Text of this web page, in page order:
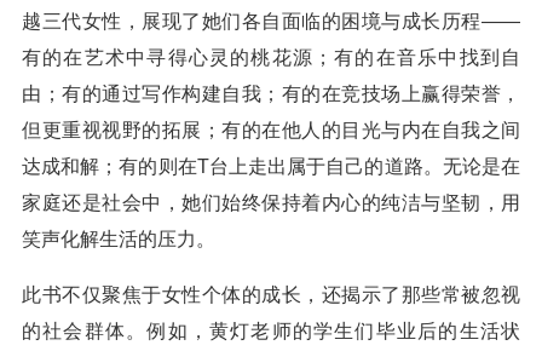
越三代女性，展现了她们各自面临的困境与成长历程——
有的在艺术中寻得心灵的桃花源；有的在音乐中找到自
由；有的通过写作构建自我；有的在竞技场上赢得荣誉，
但更重视视野的拓展；有的在他人的目光与内在自我之间
达成和解；有的则在T台上走出属于自己的道路。无论是在
家庭还是社会中，她们始终保持着内心的纯洁与坚韧，用
笑声化解生活的压力。
此书不仅聚焦于女性个体的成长，还揭示了那些常被忽视
的社会群体。例如，黄灯老师的学生们毕业后的生活状